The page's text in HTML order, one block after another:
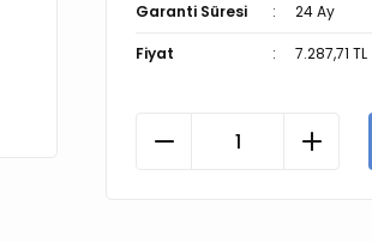
Garanti Süresi 24 Ay
Fiyat 7.287,71